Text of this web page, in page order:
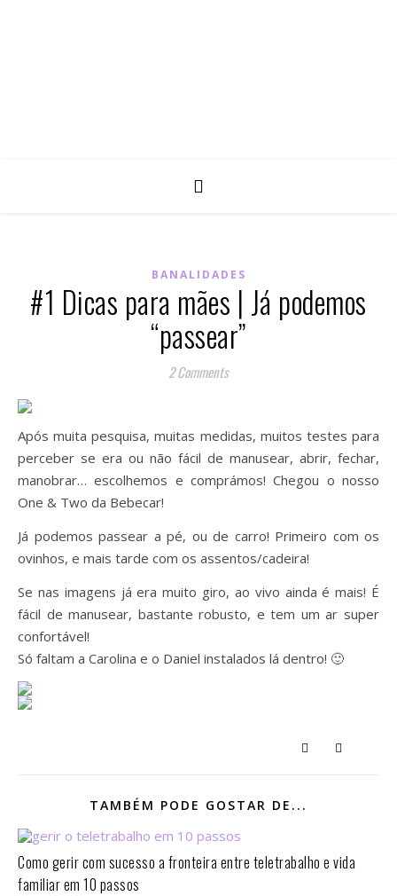
BANALIDADES
#1 Dicas para mães | Já podemos
“passear”
2 Comments
Após muita pesquisa, muitas medidas, muitos testes para
perceber se era ou não fácil de manusear, abrir, fechar,
manobrar… escolhemos e comprámos! Chegou o nosso
One & Two da Bebecar!
Já podemos passear a pé, ou de carro! Primeiro com os
ovinhos, e mais tarde com os assentos/cadeira!
Se nas imagens já era muito giro, ao vivo ainda é mais! É
fácil de manusear, bastante robusto, e tem um ar super
confortável!
Só faltam a Carolina e o Daniel instalados lá dentro! 🙂
TAMBÉM PODE GOSTAR DE...
Como gerir com sucesso a fronteira entre teletrabalho e vida
familiar em 10 passos⁣